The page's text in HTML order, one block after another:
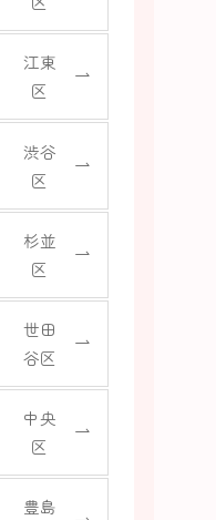
江東
区
渋谷
区
杉並
区
世田
谷区
中央
区
豊島